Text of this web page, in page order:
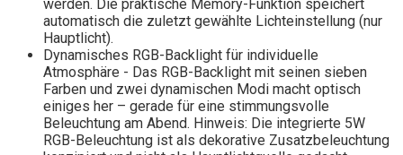
werden. Die praktische Memory-Funktion speichert
automatisch die zuletzt gewählte Lichteinstellung (nur
Hauptlicht).
Dynamisches RGB-Backlight für individuelle
Atmosphäre - Das RGB-Backlight mit seinen sieben
Farben und zwei dynamischen Modi macht optisch
einiges her – gerade für eine stimmungsvolle
Beleuchtung am Abend. Hinweis: Die integrierte 5W
RGB-Beleuchtung ist als dekorative Zusatzbeleuchtung